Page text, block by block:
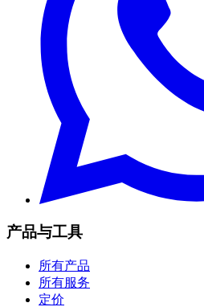
产品与工具
所有产品
所有服务
定价